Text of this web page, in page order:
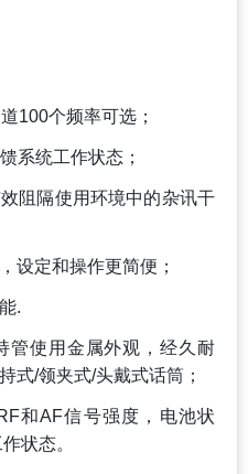
100个频率可选；
系统工作状态；
阻隔使用环境中的杂讯干
设定和操作更简便；
.
管使用金属外观，经久耐
式/领夹式/头戴式话筒；
和AF信号强度，电池状
状态。